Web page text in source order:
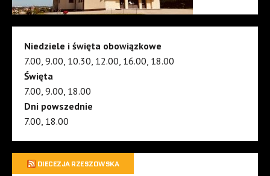
Niedziele i święta obowiązkowe
7.00, 9.00, 10.30, 12.00, 16.00, 18.00
Święta
7.00, 9.00, 18.00
Dni powszednie
7.00, 18.00
DIECEZJA RZESZOWSKA